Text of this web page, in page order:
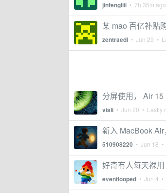
jinfengliii • 7h 35m ago
某 mao 百亿补贴
zentraedi • Jun 29 •
分屏使用， Air 15
visli • Jun 20 • Lastly
新入 MacBook
510908220 • Jun 18
好奇有人每天裸用
eventlooped • Jun 4